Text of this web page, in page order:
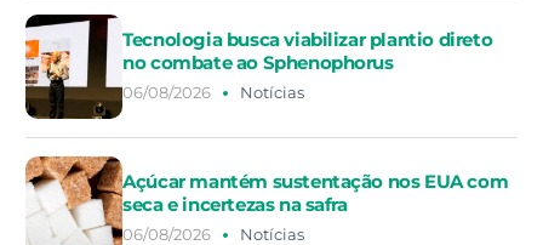
Tecnologia busca viabilizar plantio direto
no combate ao Sphenophorus
06/08/2026 Notícias
Açúcar mantém sustentação nos EUA com
seca e incertezas na safra
06/08/2026 Notícias